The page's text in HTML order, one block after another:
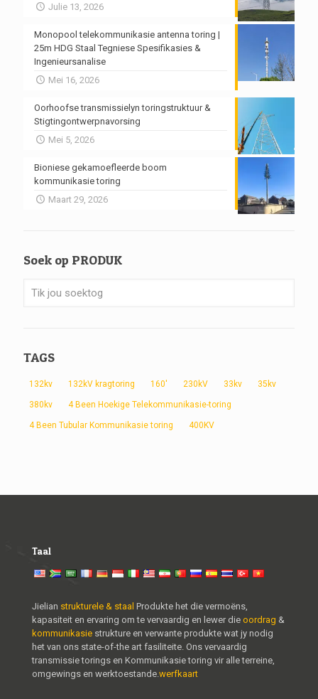
Julie 13, 2026
Monopool telekommunikasie antenna toring |
25m HDG Staal Tegniese Spesifikasies &
Ingenieursanalise
Mei 16, 2026
Oorhoofse transmissielyn toringstruktuur &
Stigtingontwerpnavorsing
Mei 5, 2026
Bioniese gekamoefleerde boom
kommunikasie toring
Maart 29, 2026
Soek op PRODUK
TAGS
132kv 132kV kragtoring 160' 230kV 33kv 35kv
380kv 4 Been Hoekige Telekommunikasie-toring
4 Been Tubular Kommunikasie toring 400KV
Taal
Jielian strukturele & staal Produkte het die vermoëns,
kapasiteit en ervaring om te vervaardig en lewer die oordrag &
kommunikasie strukture en verwante produkte wat jy nodig
het van ons state-of-the art fasiliteite. Ons vervaardig
transmissie torings en Kommunikasie toring vir alle terreine,
omgewings en werktoestande. werfkaart